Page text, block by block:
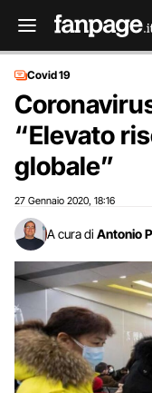
Covid 19
“Elevato
globale”
27 Gennaio 2020 18:16
A cura di Antonio